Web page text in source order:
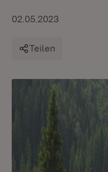
02.05.2023
Teilen